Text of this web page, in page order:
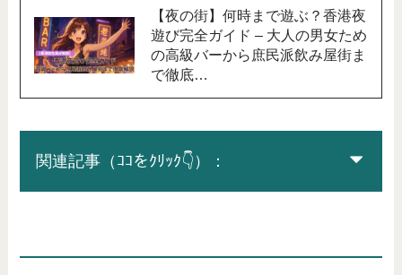
【夜の街】何時まで遊ぶ？香港夜
遊び完全ガイド – 大人の男女ため
の高級バーから庶民派飲み屋街ま
で徹底…
関連記事（ｺｺをｸﾘｯｸ👇）：